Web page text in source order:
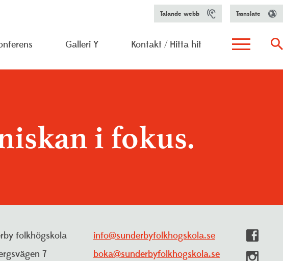
Galleri Y Kontakt / Hitta hit
Talande webb Translate
i fokus.
folkhögskola
7
info@sunderbyfolkhogskola.se
boka@sunderbyfolkhogskola.se